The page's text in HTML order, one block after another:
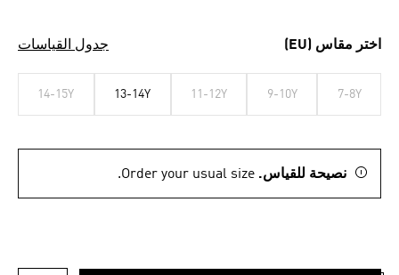
اختر مقاس (EU) جدول القياسات
7-8Y
9-10Y
11-12Y
13-14Y
14-15Y
نصيحة للقياس. Order your usual size.